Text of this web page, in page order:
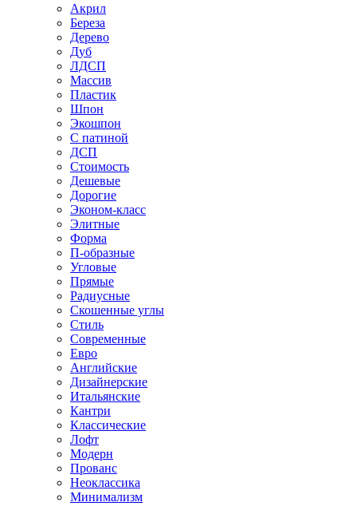
Акрил
Береза
Дерево
Дуб
ЛДСП
Массив
Пластик
Шпон
Экошпон
С патиной
ДСП
Стоимость
Дешевые
Дорогие
Эконом-класс
Элитные
Форма
П-образные
Угловые
Прямые
Радиусные
Скошенные углы
Стиль
Современные
Евро
Английские
Дизайнерские
Итальянские
Кантри
Классические
Лофт
Модерн
Прованс
Неоклассика
Минимализм